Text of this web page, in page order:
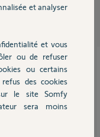
type de motorisation.
et analyser
et vous
ou de refuser
ou certains
des cookies
le site Somfy
sera moins